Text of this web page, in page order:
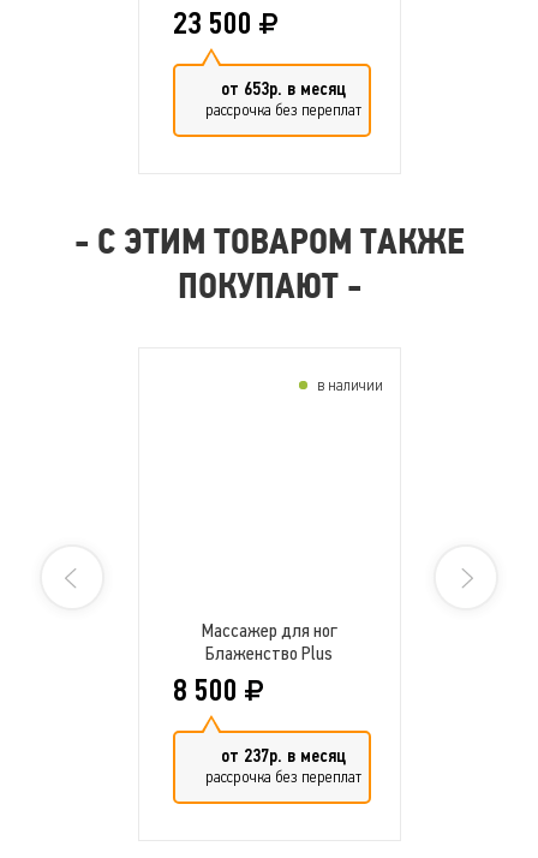
23 500
от 653р. в месяц
рассрочка без переплат
- С ЭТИМ ТОВАРОМ ТАКЖЕ
ПОКУПАЮТ -
Массажер для ног
Блаженство Plus
8 500
от 237р. в месяц
рассрочка без переплат
в наличии